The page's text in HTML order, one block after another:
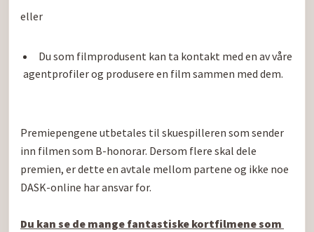
eller
Du som filmprodusent kan ta kontakt med en av våre
agentprofiler og produsere en film sammen med dem.
Premiepengene utbetales til skuespilleren som sender
inn filmen som B-honorar. Dersom flere skal dele
premien, er dette en avtale mellom partene og ikke noe
DASK-online har ansvar for.
Du kan se de mange fantastiske kortfilmene som